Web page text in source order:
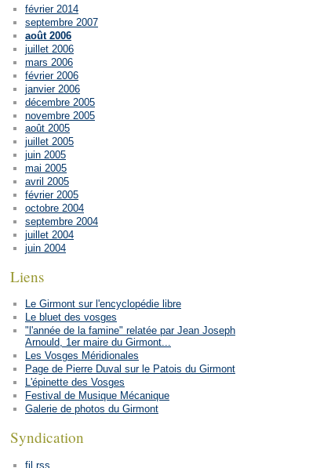
février 2014
septembre 2007
août 2006
juillet 2006
mars 2006
février 2006
janvier 2006
décembre 2005
novembre 2005
août 2005
juillet 2005
juin 2005
mai 2005
avril 2005
février 2005
octobre 2004
septembre 2004
juillet 2004
juin 2004
Liens
Le Girmont sur l'encyclopédie libre
Le bluet des vosges
"l'année de la famine" relatée par Jean Joseph
Arnould, 1er maire du Girmont...
Les Vosges Méridionales
Page de Pierre Duval sur le Patois du Girmont
L'épinette des Vosges
Festival de Musique Mécanique
Galerie de photos du Girmont
Syndication
fil rss